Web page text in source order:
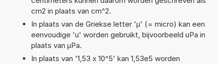
cm2 in plaats van cm^2.
In plaats van de Griekse letter 'µ' (= micro) kan een
eenvoudige 'u' worden gebruikt, bijvoorbeeld uPa in
plaats van µPa.
In plaats van '1,53 x 10^5' kan 1,53e5 worden